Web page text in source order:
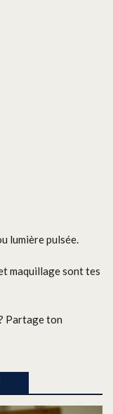
lumière pulsée.
maquillage sont tes
Partage ton